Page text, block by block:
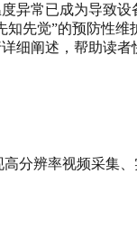
异常已成为导致设
知先觉”的预防性维
细阐述，帮助读者
分辨率视频采集